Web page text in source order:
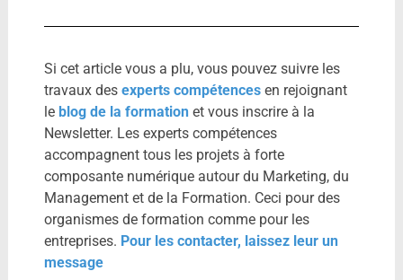
Si cet article vous a plu, vous pouvez suivre les
travaux des experts compétencesen rejoignant
le blog de la formation et vous inscrire à la
Newsletter. Les experts compétences
accompagnent tous les projets à forte
composante numérique autour du Marketing, du
Management et de la Formation. Ceci pour des
organismes de formation comme pour les
entreprises. Pour les contacter, laissez leur un
message